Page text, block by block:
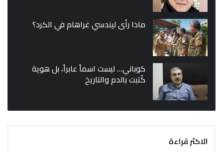
ماذا رأى ليندسي غراهام في الكرد؟
كوباني… ليست اسماً عابراً، بل هوية
كُتبت بالدم والتاريخ
الاكثر قراءة